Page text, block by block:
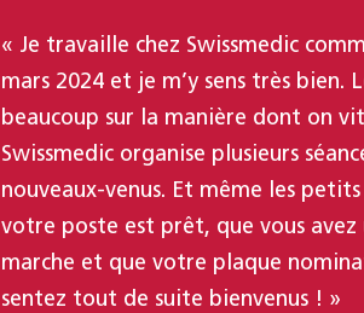
« Je travaille chez Swissmedic
mars 2024 et je m’y sens très bien.
beaucoup sur la manière dont on
Swissmedic organise plusieurs
nouveaux-venus. Et même les
votre poste est prêt, que vous
marche et que votre plaque
sentez tout de suite bienvenus ! »